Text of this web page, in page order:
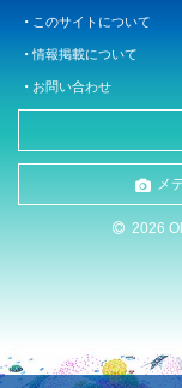
このサイトについて
情報掲載について
お問い合わせ
メ
2026